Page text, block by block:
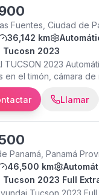
Fuentes, Ciudad de
36,142 km
Tucosn 2023
TUCSON 2023
en el timón, cámara
dual, bolsas de
controles de radio y
en Tumba Muerto
Rapid Motors
y garantía.
Llamar
Panamá, Panamá
46,500 km
Tucson 2023 Full
Tucson 2023